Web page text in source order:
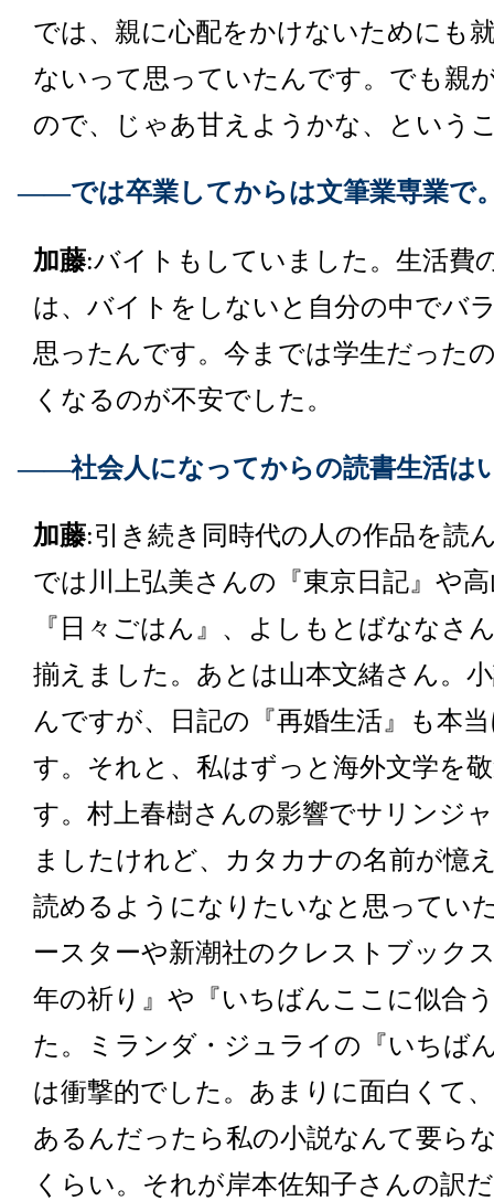
では、親に心配をかけないためにも
ないって思っていたんです。でも親
ので、じゃあ甘えようかな、という
――では卒業してからは文筆業専業で
加藤:バイトもしていました。生活費
は、バイトをしないと自分の中でバ
思ったんです。今までは学生だった
くなるのが不安でした。
――社会人になってからの読書生活は
加藤:引き続き同時代の人の作品を読
では川上弘美さんの『東京日記』や
『日々ごはん』、よしもとばななさ
揃えました。あとは山本文緒さん。
んですが、日記の『再婚生活』も本
す。それと、私はずっと海外文学を
す。村上春樹さんの影響でサリンジ
ましたけれど、カタカナの名前が憶
読めるようになりたいなと思ってい
ースターや新潮社のクレストブック
年の祈り』や『いちばんここに似合
た。ミランダ・ジュライの『いちば
は衝撃的でした。あまりに面白くて
あるんだったら私の小説なんて要ら
くらい。それが岸本佐知子さんの訳